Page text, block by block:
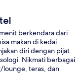
berkendara dari
makan di kedai
diri dengan pijat
Nikmati berbagai
lounge, teras, dan